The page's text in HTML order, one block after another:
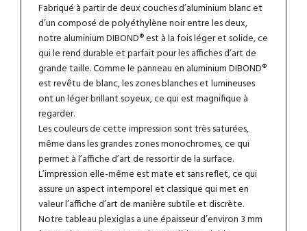
Fabriqué à partir de deux couches d’aluminium blanc et
d’un composé de polyéthylène noir entre les deux,
notre aluminium DIBOND® est à la fois léger et solide, ce
qui le rend durable et parfait pour les affiches d’art de
grande taille. Comme le panneau en aluminium DIBOND®
est revêtu de blanc, les zones blanches et lumineuses
ont un léger brillant soyeux, ce qui est magnifique à
regarder.
Les couleurs de cette impression sont très saturées,
même dans les grandes zones monochromes, ce qui
permet à l’affiche d’art de ressortir de la surface.
L’impression elle-même est mate et sans reflet, ce qui
assure un aspect intemporel et classique qui met en
valeur l’affiche d’art de manière subtile et discrète.
Notre tableau plexiglas a une épaisseur d’environ 3 mm